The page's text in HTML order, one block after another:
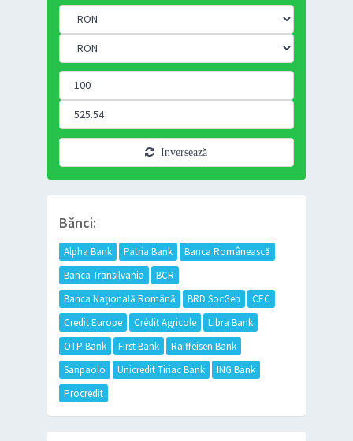
Inversează
Bănci:
Alpha Bank Patria Bank
Banca Românească
Banca Transilvania
BCR
Banca Națională Română
BRD SocGen
CEC
Credit Europe
Crédit Agricole
Libra Bank
OTP Bank
First Bank
Raiffeisen Bank
Sanpaolo
Unicredit Tiriac Bank
ING Bank
Procredit